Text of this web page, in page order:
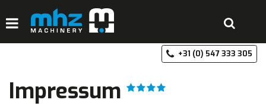
DISCIPLINES
Impressum